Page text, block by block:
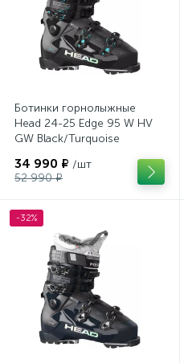
Ботинки горнолыжные
Head 24-25 Edge 95 W HV
GW Black/Turquoise
34 990 ₽ /шт
52 990 ₽
-32%